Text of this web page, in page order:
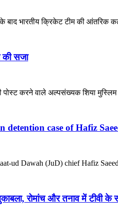
के बाद भारतीय क्रिकेट टीम की
की सजा
पोस्ट करने वाले अल्पसंख्यक शिया
detention case of Hafiz
ud Dawah (JuD) chief Hafiz
रोमांच और तनाव में टीवी के